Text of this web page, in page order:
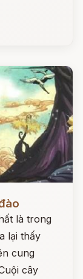
là trong
lại thấy
cung
cây